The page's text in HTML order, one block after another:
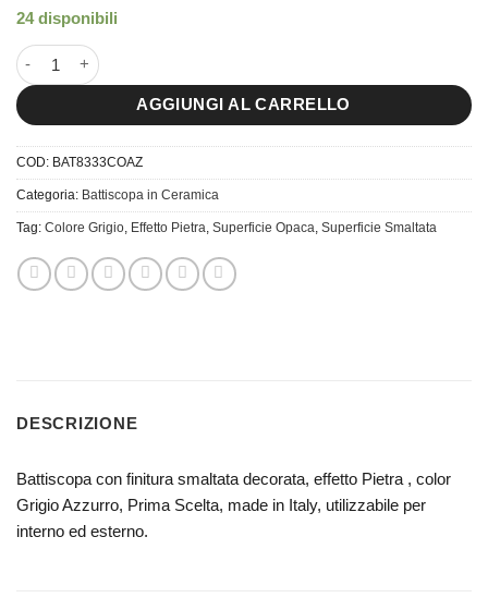
24 disponibili
8x33,3 Battiscopa Coralli Azzurro quantità
AGGIUNGI AL CARRELLO
COD: BAT8333COAZ
Categoria: Battiscopa in Ceramica
Tag: Colore Grigio, Effetto Pietra, Superficie Opaca, Superficie Smaltata
DESCRIZIONE
Battiscopa con finitura smaltata decorata, effetto Pietra , color
Grigio Azzurro, Prima Scelta, made in Italy, utilizzabile per
interno ed esterno.